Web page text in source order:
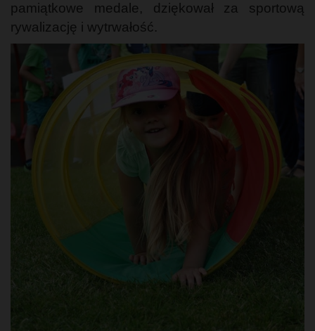
pamiątkowe medale, dziękował za sportową
rywalizację i wytrwałość.